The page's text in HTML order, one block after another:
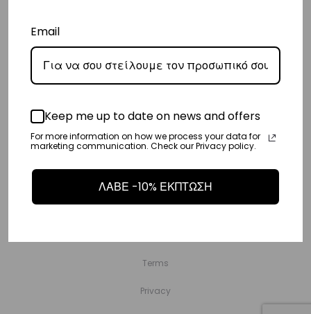
Copyright © Vasiliki World 2025 ΑΡ. Γ.Ε.ΜΗ.: 173547301000
Emotions
Sports Club
Wholesale
Terms
Privacy
Email
Keep me up to date on news and offers
For more information on how we process your data for
marketing communication. Check our Privacy policy.
ΛΑΒΕ -10% ΕΚΠΤΩΣΗ